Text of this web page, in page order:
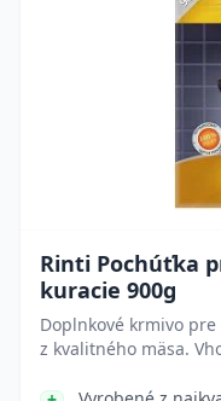
Rinti Pochúťka
kuracie 900g
Doplnkové krmivo
z kvalitného mäsa.